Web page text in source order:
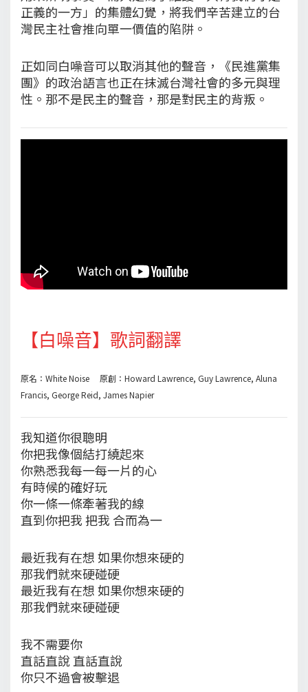
正義的一方」的集體幻覺，將我們辛苦建立的台
灣民主社會推向單一價值的陷阱。
正如同白噪音可以取消其他的聲音，《民進黨集
團》的政治語言也正在抹滅台灣社會的多元與理
性。那不是民主的聲音，那是對民主的背叛。
【白噪音】歌詞翻譯
原名：White Noise 原創：Howard Lawrence, Guy Lawrence, Aluna
Francis, George Reid, James Napier
我知道你很聰明
你把我像個結打繞起來
你熟悉我每一每一片的心
有時候的確好玩
你一條一條牽著我的線
直到你把我 把我 合而為一
最近我有在想 如果你想來硬的
那我們就來硬碰硬
最近我有在想 如果你想來硬的
那我們就來硬碰硬
我不需要你
直話直說 直話直說
你只不過會被擊退